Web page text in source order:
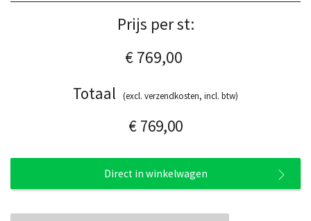
Prijs per st:
€ 769,00
Totaal
(excl. verzendkosten, incl. btw)
€ 769,00
Direct in winkelwagen